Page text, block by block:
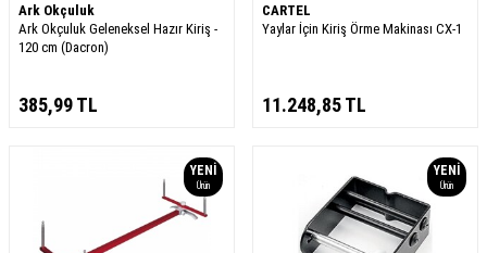
Ark Okçuluk
Ark Okçuluk Geleneksel Hazır Kiriş -
120 cm (Dacron)
385,99TL
CARTEL
Yaylar İçin Kiriş Örme Makinası CX-1
11.248,85TL
YENI
Ürün
YENI
Ürün